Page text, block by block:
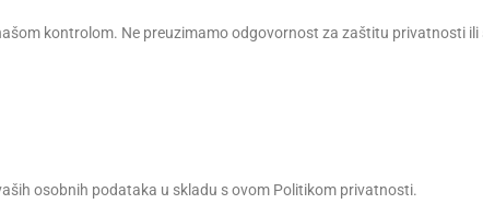
kontrolom. Ne preuzimamo odgovornost za zaštitu privatnosti
osobnih podataka u skladu s ovom Politikom privatnosti.